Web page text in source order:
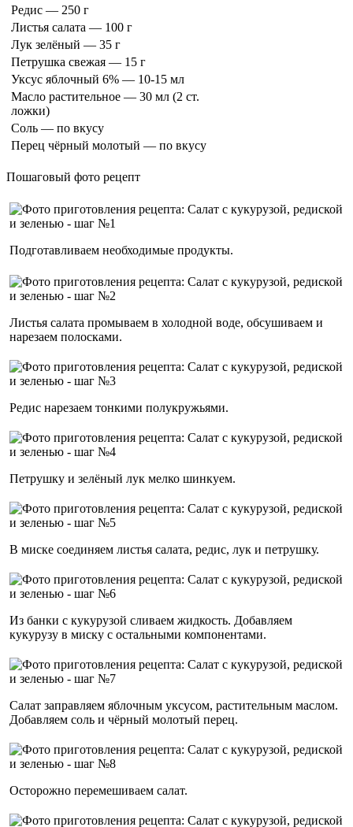
Редис — 250 г
Листья салата — 100 г
Лук зелёный — 35 г
Петрушка свежая — 15 г
Уксус яблочный 6% — 10-15 мл
Масло растительное — 30 мл (2 ст.
ложки)
Соль — по вкусу
Перец чёрный молотый — по вкусу
Пошаговый фото рецепт
Подготавливаем необходимые продукты.
Листья салата промываем в холодной воде, обсушиваем и
нарезаем полосками.
Редис нарезаем тонкими полукружьями.
Петрушку и зелёный лук мелко шинкуем.
В миске соединяем листья салата, редис, лук и петрушку.
Из банки с кукурузой сливаем жидкость. Добавляем
кукурузу в миску с остальными компонентами.
Салат заправляем яблочным уксусом, растительным маслом.
Добавляем соль и чёрный молотый перец.
Осторожно перемешиваем салат.